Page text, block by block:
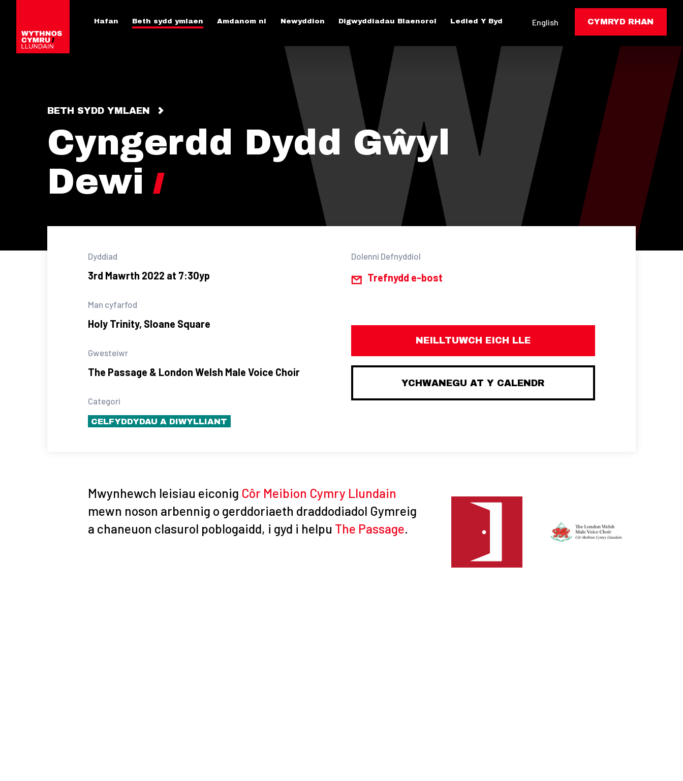
Hafan Beth sydd ymlaen Amdanom ni Newyddion Digwyddiadau Blaenorol Ledled Y Byd English CYMRYD RHAN
BETH SYDD YMLAEN
Cyngerdd Dydd Gŵyl
Dewi
Dyddiad
3rd Mawrth 2022 at 7:30yp
Man cyfarfod
Holy Trinity, Sloane Square
Gwesteiwr
The Passage & London Welsh Male Voice Choir
Categori
CELFYDDYDAU A DIWYLLIANT
Dolenni Defnyddiol
Trefnydd e-bost
NEILLTUWCH EICH LLE
YCHWANEGU AT Y CALENDR
Mwynhewch leisiau eiconig Côr Meibion Cymry Llundain
mewn noson arbennig o gerddoriaeth draddodiadol Gymreig
a chaneuon clasurol poblogaidd, i gyd i helpu The Passage.